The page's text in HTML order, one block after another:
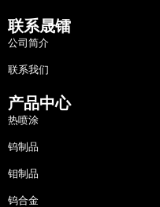
联系晟镭
公司简介
联系我们
产品中心
热喷涂
钨制品
钼制品
钨合金